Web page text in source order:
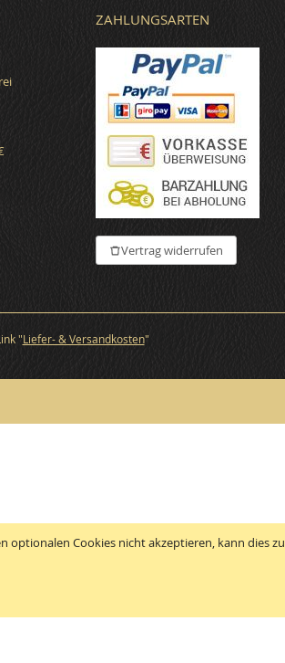
ZAHLUNGSARTEN
Vertrag widerrufen
"Liefer- & Versandkosten"
optionalen Cookies nicht akzeptieren, kann dies zu